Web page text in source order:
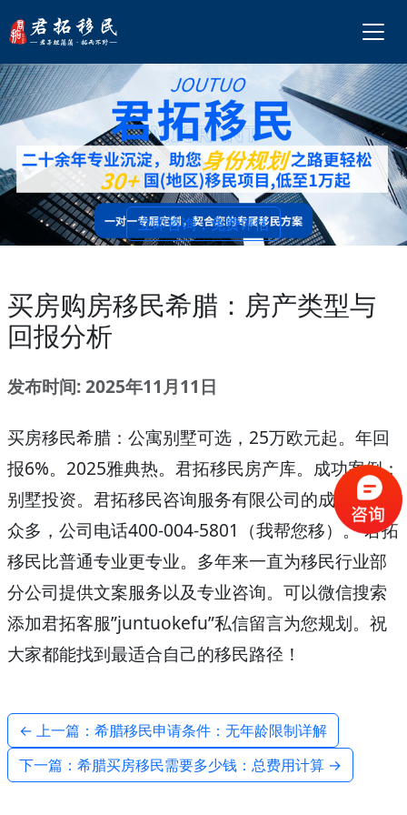
立即咨询，免费评估
买房购房移民希腊：房产类型与
回报分析
发布时间: 2025年11月11日
买房移民希腊：公寓别墅可选，25万欧元起。年回
报6%。2025雅典热。君拓移民房产库。成功案例：
别墅投资。君拓移民咨询服务有限公司的成功案例
众多，公司电话400-004-5801（我帮您移）。 君拓
移民比普通专业更专业。多年来一直为移民行业部
分公司提供文案服务以及专业咨询。可以微信搜索
添加君拓客服”juntuokefu”私信留言为您规划。祝
大家都能找到最适合自己的移民路径！
← 上一篇：希腊移民申请条件：无年龄限制详解
下一篇：希腊买房移民需要多少钱：总费用计算 →